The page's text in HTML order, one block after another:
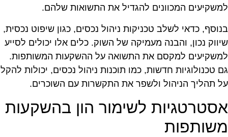
המכוונים להגדיל את התשואות שלהם.
כדאי לשלב טכניקות ניהול נכסים, כגון שיפוט נכסית,
נכון, והבנה מעמיקה של השוק. כלים אלו יכולים לסייע
למקסם את התשואה על ההשקעות המשותפות.
טכנולוגיות חדשות, כמו תוכנות ניהול נכסים, יכולות להקל
תהליך הניהול ולשפר את התקשרות עם השוכרים.
לשימור הון בהשקעות